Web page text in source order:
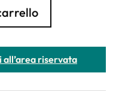
all’area riservata